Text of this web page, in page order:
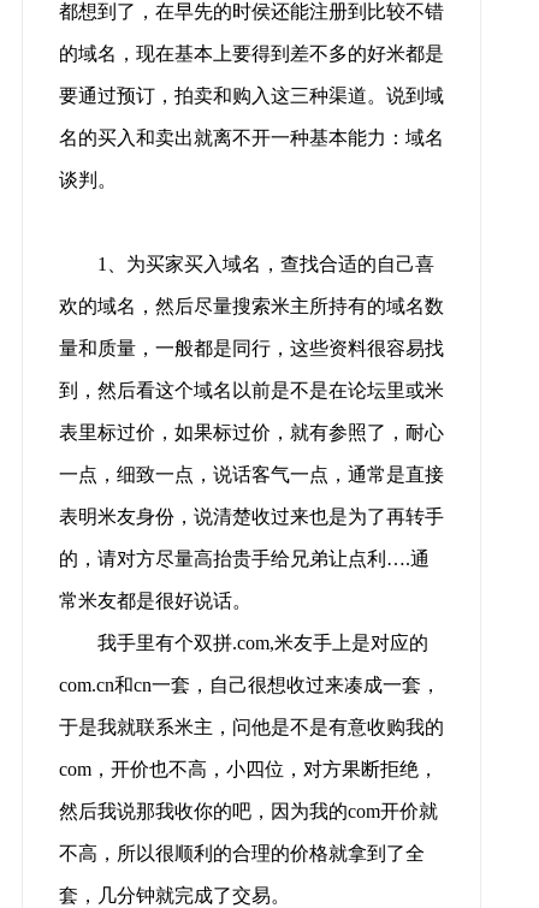
都想到了，在早先的时侯还能注册到比较不错
的域名，现在基本上要得到差不多的好米都是
要通过预订，拍卖和购入这三种渠道。说到域
名的买入和卖出就离不开一种基本能力：域名
谈判。
1、为买家买入域名，查找合适的自己喜
欢的域名，然后尽量搜索米主所持有的域名数
量和质量，一般都是同行，这些资料很容易找
到，然后看这个域名以前是不是在论坛里或米
表里标过价，如果标过价，就有参照了，耐心
一点，细致一点，说话客气一点，通常是直接
表明米友身份，说清楚收过来也是为了再转手
的，请对方尽量高抬贵手给兄弟让点利….通
常米友都是很好说话。
我手里有个双拼.com,米友手上是对应的
com.cn和cn一套，自己很想收过来凑成一套，
于是我就联系米主，问他是不是有意收购我的
com，开价也不高，小四位，对方果断拒绝，
然后我说那我收你的吧，因为我的com开价就
不高，所以很顺利的合理的价格就拿到了全
套，几分钟就完成了交易。